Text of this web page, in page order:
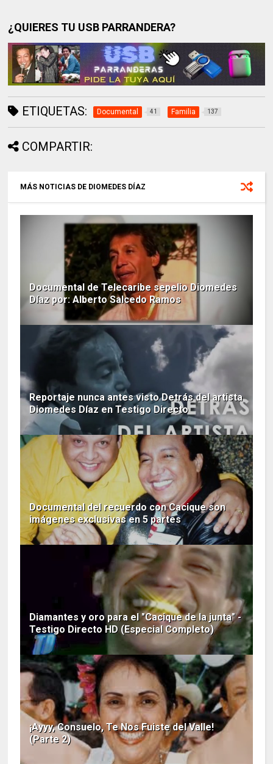
¿QUIERES TU USB PARRANDERA?
ETIQUETAS: Documental 41 Familia 137
COMPARTIR:
MÁS NOTICIAS DE DIOMEDES DÍAZ
Documental de Telecaribe sepelio Diomedes
Díaz por: Alberto Salcedo Ramos
Reportaje nunca antes visto Detrás del artista
Diomedes Díaz en Testigo Directo
Documental del recuerdo con Cacique son
imágenes exclusivas en 5 partes
Diamantes y oro para el "Cacique de la junta" -
Testigo Directo HD (Especial Completo)
¡Ayyy, Consuelo, Te Nos Fuiste del Valle!
(Parte 2)